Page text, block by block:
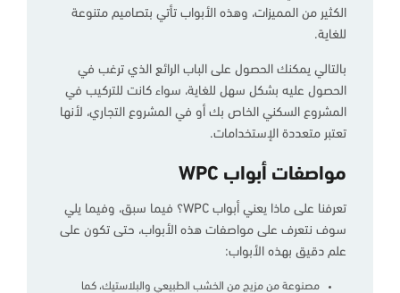
الكثير من المميزات، وهذه الأبواب تأتي بتصاميم متنوعة
للغاية.
بالتالي يمكنك الحصول على الباب الرائع الذي ترغب في
الحصول عليه بشكل سهل للغاية، سواء كانت للتركيب في
المشروع السكني الخاص بك أو في المشروع التجاري، لأنها
تعتبر متعددة الإستخدامات.
مواصفات أبواب WPC
تعرفنا على ماذا يعني أبواب WPC؟ فيما سبق، وفيما يلي
سوف نتعرف على مواصفات هذه الأبواب، حتى تكون على
علم دقيق بهذه الأبواب:
مصنوعة من مزيج من الخشب الطبيعي والبلاستيك، كما